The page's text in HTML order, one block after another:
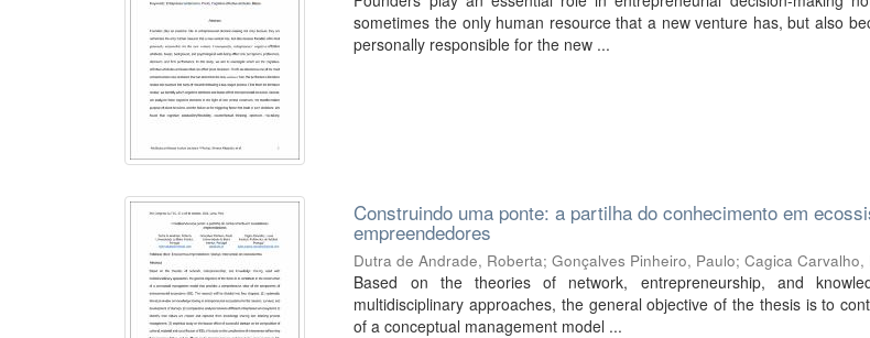
sometimes the only human resource that a new venture has, but also
personally responsible for the new ...
Construindo uma ponte: a partilha do conhecimento em
empreendedores
Dutra de Andrade, Roberta;Gonçalves Pinheiro, Paulo;Cagica Carvalho,
Based on the theories of network, entrepreneurship, and
multidisciplinary approaches, the general objective of the thesis is to
of a conceptual management model ...